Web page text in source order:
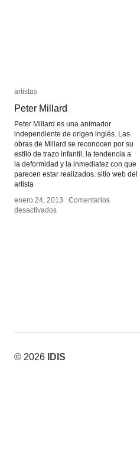
artistas
Peter Millard
Peter Millard es una animador
independiente de origen inglés. Las
obras de Millard se reconocen por su
estilo de trazo infantil, la tendencia a
la deformidad y la inmediatez con que
parecen estar realizados. sitio web del
artista
enero 24, 2013 / Comentarios
desactivadosen
artistas
Peter Millard
enero 24, 2013 / Comentarios
desactivadosen
© 2026 IDIS